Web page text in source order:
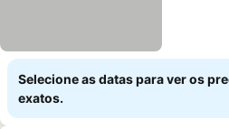
Selecione as datas para ver os
exatos.